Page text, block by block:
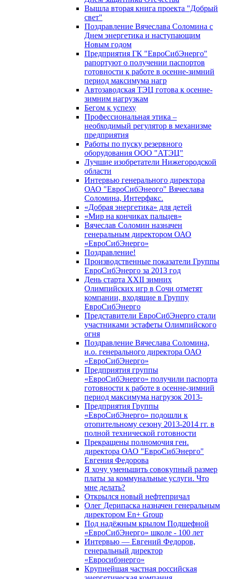
Вышла вторая книга проекта "Добрый
свет"
Поздравление Вячеслава Соломина с
Днем энергетика и наступающим
Новым годом
Предприятия ГК "ЕвроСибЭнерго"
рапортуют о получении паспортов
готовности к работе в осенне-зимний
период максимума нагр
Автозаводская ТЭЦ готова к осенне-
зимним нагрузкам
Бегом к успеху
Профессиональная этика –
необходимый регулятор в механизме
предприятия
Работы по пуску резервного
оборудования ООО "АТЭЦ"
Лучшие изобретатели Нижегородской
области
Интервью генерального директора
ОАО "ЕвроСибЭнеого" Вячеслава
Соломина, Интерфакс.
«Добрая энергетика» для детей
«Мир на кончиках пальцев»
Вячеслав Соломин назначен
генеральным директором ОАО
«ЕвроСибЭнерго»
Поздравление!
Производственные показатели Группы
ЕвроСибЭнерго за 2013 год
День старта XXII зимних
Олимпийских игр в Сочи отметят
компании, входящие в Группу
ЕвроСибЭнерго
Представители ЕвроСибЭнерго стали
участниками эстафеты Олимпийского
огня
Поздравление Вячеслава Соломина,
и.о. генерального директора ОАО
«ЕвроСибЭнерго»
Предприятия группы
«ЕвроСибЭнерго» получили паспорта
готовности к работе в осенне-зимний
период максимума нагрузок 2013-
Предприятия Группы
«ЕвроСибЭнерго» подошли к
отопительному сезону 2013-2014 гг. в
полной технической готовности
Прекращены полномочия ген.
директора ОАО "ЕвроСибЭнерго"
Евгения Федорова
Я хочу уменьшить совокупный размер
платы за коммунальные услуги. Что
мне делать?
Открылся новый нефтепричал
Олег Дерипаска назначен генеральным
директором En+ Group
Под надёжным крылом Подшефной
«ЕвроСибЭнерго» школе - 100 лет
Интервью — Евгений Федоров,
генеральный директор
«Евросибэнерго»
Крупнейшая частная российская